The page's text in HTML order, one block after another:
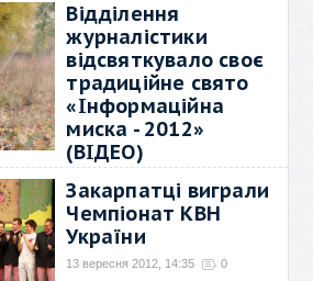
Відділення
журналістики
відсвяткувало своє
традиційне свято
«Інформаційна
миска - 2012»
(ВІДЕО)
Нещодавно пройшло
традиційне свято на відділенні
→
Закарпатці виграли
Чемпіонат КВН
України
13 вересня 2012, 14:35 0